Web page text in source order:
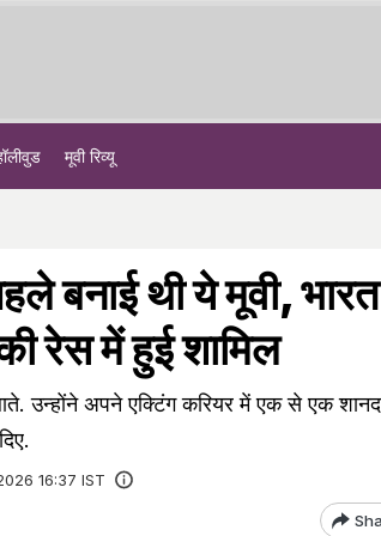
मूवी रिव्यू
बनाई थी ये मूवी,
रेस में हुई शामिल
उन्होंने अपने एक्टिंग करियर में एक से एक
16:37 IST